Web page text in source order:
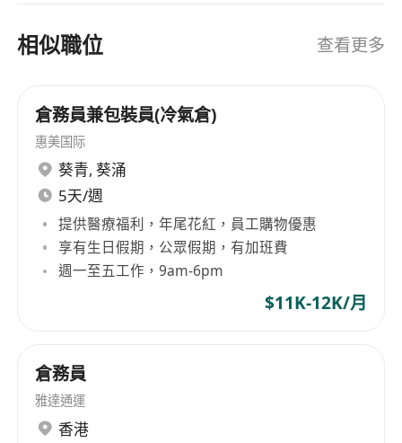
相似職位 查看更多
倉務員兼包裝員(冷氣倉)
惠美国际
葵青, 葵涌
5天/週
提供醫療福利，年尾花紅，員工購物優惠
享有生日假期，公眾假期，有加班費
週一至五工作，9am-6pm
$11K-12K/月
倉務員
雅達通運
香港